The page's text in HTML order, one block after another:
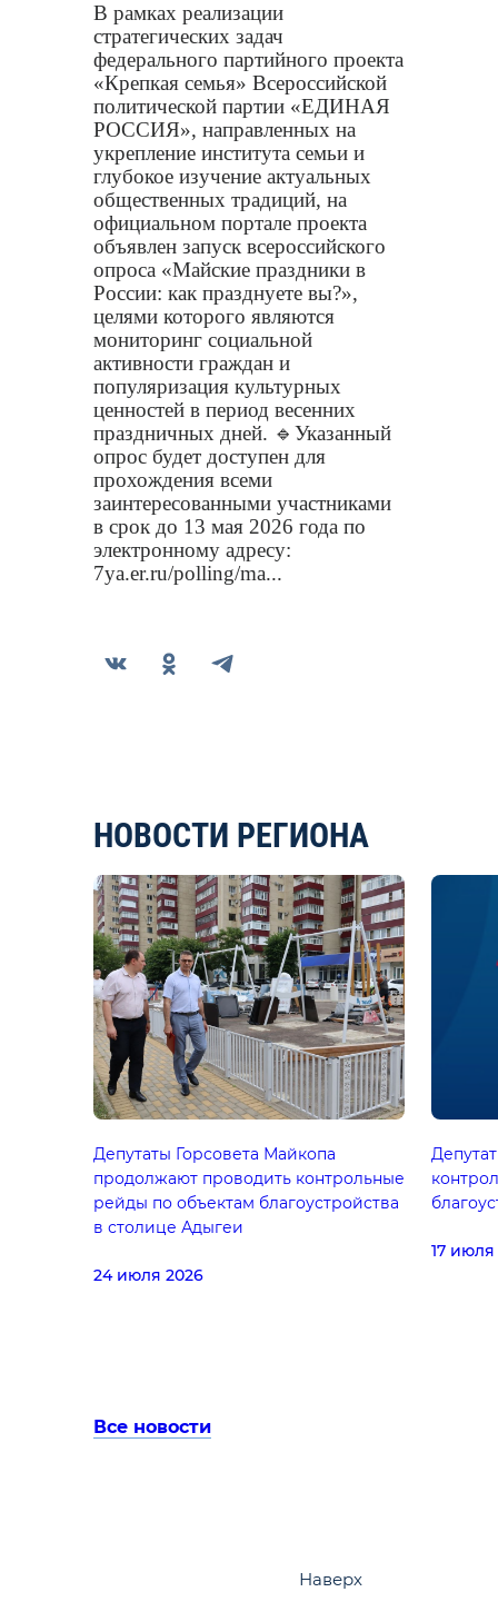
В рамках реализации
стратегических задач
федерального партийного проекта
«Крепкая семья» Всероссийской
политической партии «ЕДИНАЯ
РОССИЯ», направленных на
укрепление института семьи и
глубокое изучение актуальных
общественных традиций, на
официальном портале проекта
объявлен запуск всероссийского
опроса «Майские праздники в
России: как празднуете вы?»,
целями которого являются
мониторинг социальной
активности граждан и
популяризация культурных
ценностей в период весенних
праздничных дней. 🔹 Указанный
опрос будет доступен для
прохождения всеми
заинтересованными участниками
в срок до 13 мая 2026 года по
электронному адресу:
7ya.er.ru/polling/ma...
НОВОСТИ РЕГИОНА
Депутаты Горсовета Майкопа
продолжают проводить контрольные
рейды по объектам благоустройства
в столице Адыгеи
24 июля 2026
17 июля
Все новости
Наверх